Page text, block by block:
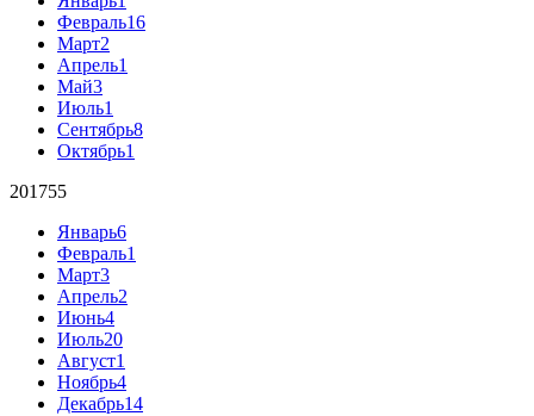
Февраль16
Март2
Апрель1
Май3
Июль1
Сентябрь8
Октябрь1
201755
Январь6
Февраль1
Март3
Апрель2
Июнь4
Июль20
Август1
Ноябрь4
Декабрь14